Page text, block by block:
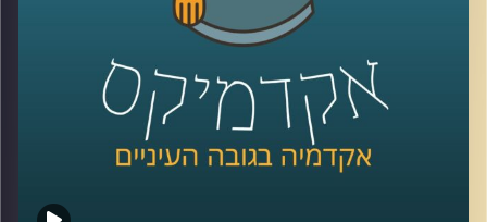
לשיחה עם ד"ר שירי רזניק על "אהבה כמו בסרטים" –
לשיחה עם ד"ר רזניק על איך ילדות תופסות סיפורי אהבה –